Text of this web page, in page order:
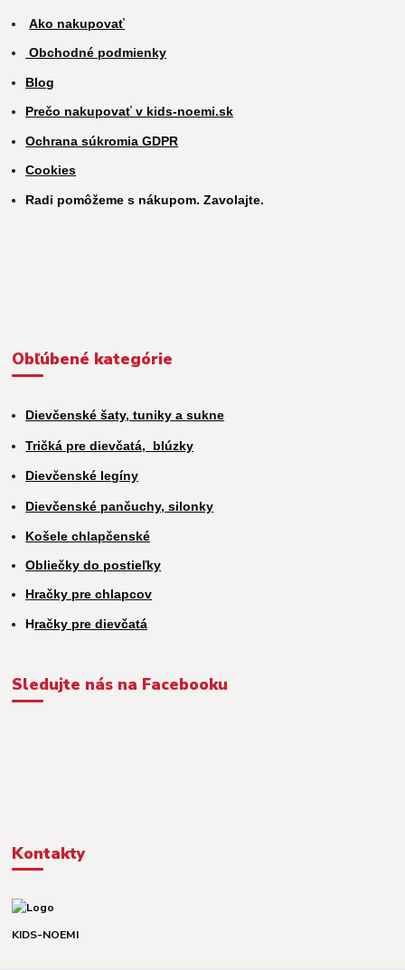
Ako nakupovať
Obchodné podmienky
Blog
Prečo nakupovať v kids-noemi.sk
Ochrana súkromia GDPR
Cookies
Radi pomôžeme s nákupom. Zavolajte.
Obľúbené kategórie
Dievčenské šaty, tuniky a sukne
Tričká pre dievčatá, blúzky
Dievčenské legíny
Dievčenské pančuchy, silonky
Košele chlapčenské
Obliečky do postieľky
Hračky pre chlapcov
Hračky pre dievčatá
Sledujte nás na Facebooku
Kontakty
KIDS-NOEMI